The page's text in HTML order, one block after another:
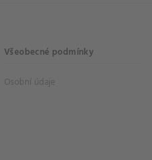
Všeobecné podmínky
Osobní údaje